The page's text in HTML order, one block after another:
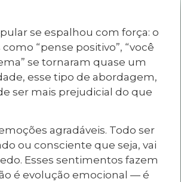
se espalhou com força: o
“pense positivo”, “você
se tornaram quase um
esse tipo de abordagem,
ser mais prejudicial do que
agradáveis. Todo ser
ou consciente que seja, vai
Esses sentimentos fazem
é evolução emocional — é